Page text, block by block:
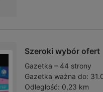
Szeroki wybór ofert
Gazetka – 44 strony
Gazetka ważna do:
Odległość: 0,23 km